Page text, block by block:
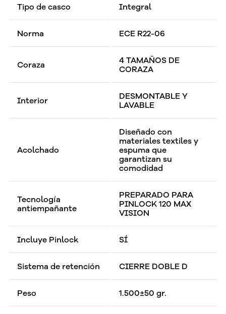
Tipo de casco Integral
Norma ECE R22-06
Coraza
4 TAMAÑOS DE
CORAZA
Interior
DESMONTABLE Y
LAVABLE
Acolchado
Diseñado con
materiales textiles y
espuma que
garantizan su
comodidad
Tecnología
antiempañante
PREPARADO PARA
PINLOCK 120 MAX
VISION
Incluye Pinlock SÍ
Sistema de retención CIERRE DOBLE D
Peso 1.500±50 gr.